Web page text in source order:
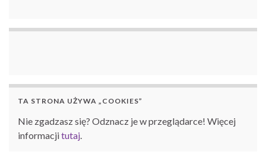
TA STRONA UŻYWA „COOKIES”
Nie zgadzasz się? Odznacz je w przeglądarce! Więcej
informacjitutaj.